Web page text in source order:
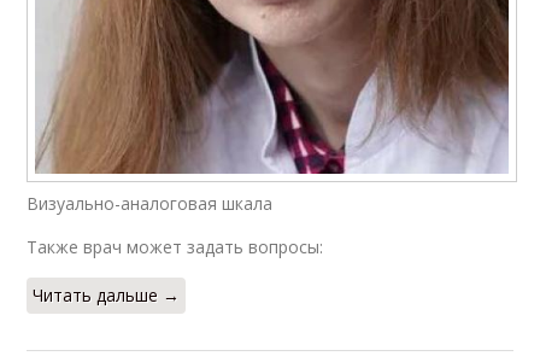
Визуально-аналоговая шкала
Также врач может задать вопросы:
Читать дальше →